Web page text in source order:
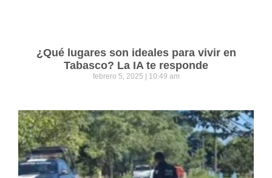
¿Qué lugares son ideales para vivir en
Tabasco? La IA te responde
febrero 5, 2025 10:49 am